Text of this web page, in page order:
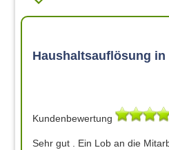
Haushaltsauflösung in
Kundenbewertung
Sehr gut . Ein Lob an die